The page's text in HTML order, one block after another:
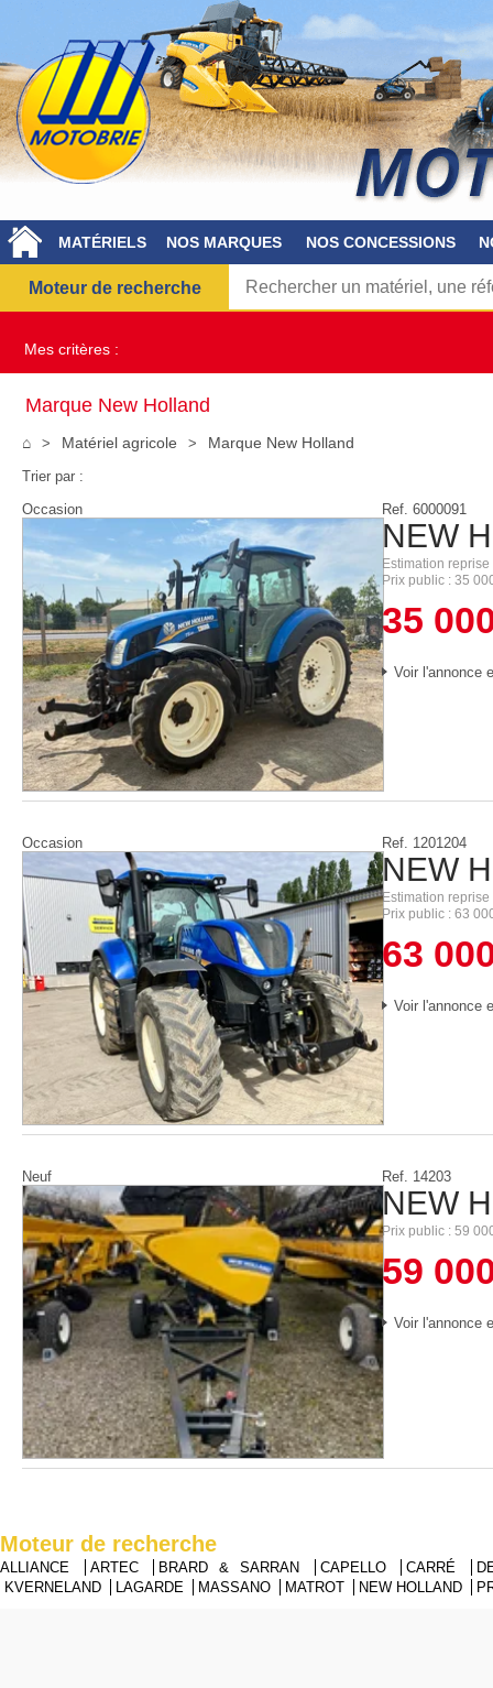
MATÉRIELS NOS MARQUES NOS CONCESSIONS
Moteur de recherche
Mes critères :
⌂ Matériel agricole Marque New Holland
Marque New Holland
Trier par :
Occasion
NEW
Ref. 6000091
Estimation reprise
Prix public
35
35
Voir l'annonce
Occasion
NEW
Ref. 1201204
Estimation reprise
Prix public
63
63
Voir l'annonce
Neuf
NEW
Ref. 14203
Prix public 59
59
Voir l'annonce
Moteur de recherche
ALLIANCE ARTEC BRARD & SARRAN CAPELLO CARRÉ
KVERNELAND
LAGARDE MASSANO MATROT NEW HOLLAND